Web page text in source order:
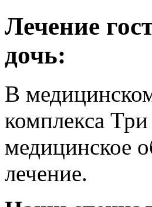
Лечение
дочь:
В
комплекса
медицинское
лечение.